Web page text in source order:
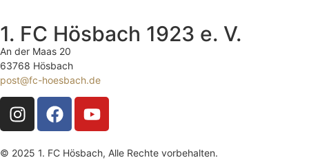
1. FC Hösbach 1923 e. V.
An der Maas 20
63768 Hösbach
post@fc-hoesbach.de
© 2025 1. FC Hösbach, Alle Rechte vorbehalten.